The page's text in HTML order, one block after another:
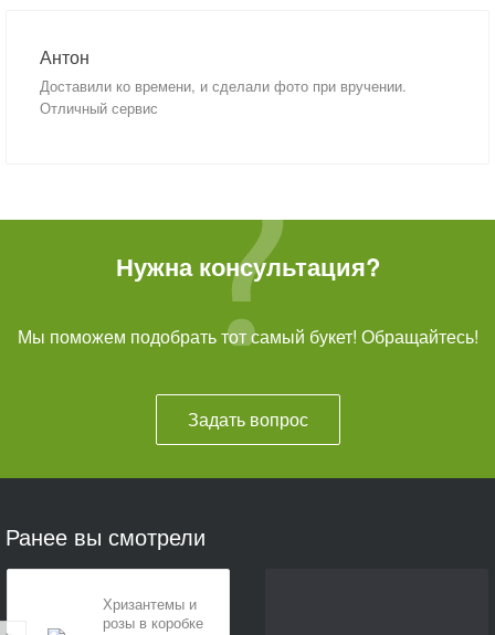
Антон
Доставили ко времени, и сделали фото при вручении.
Отличный сервис
Нужна консультация?
Мы поможем подобрать тот самый букет! Обращайтесь!
Задать вопрос
Ранее вы смотрели
Хризантемы и
розы в коробке